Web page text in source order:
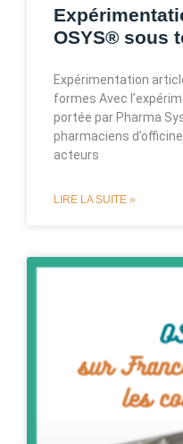
OSYS® sous
Expérimentation
formes Avec
portée par Pharma
pharmaciens
acteurs
LIRE LA SUITE »